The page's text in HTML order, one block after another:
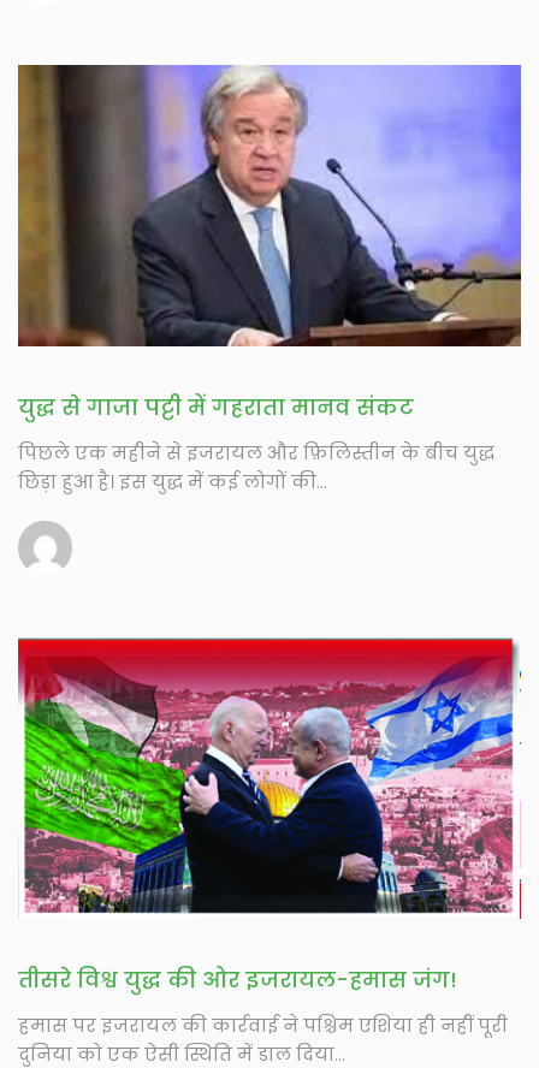
युद्ध से गाजा पट्टी में गहराता मानव संकट
पिछले एक महीने से इजरायल और फ़िलिस्तीन के बीच युद्ध
छिड़ा हुआ है। इस युद्ध में कई लोगों की...
तीसरे विश्व युद्ध की ओर इजरायल-हमास जंग!
हमास पर इजरायल की कार्रवाई ने पश्चिम एशिया ही नहीं पूरी
दुनिया को एक ऐसी स्थिति में डाल दिया...